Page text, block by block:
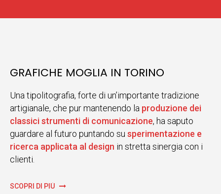
GRAFICHE MOGLIA IN TORINO
Una tipolitografia, forte di un’importante tradizione
artigianale, che pur mantenendo la produzione dei
classici strumenti di comunicazione, ha saputo
guardare al futuro puntando su sperimentazione e
ricerca applicata al design in stretta sinergia con i
clienti.
SCOPRI DI PIÙ